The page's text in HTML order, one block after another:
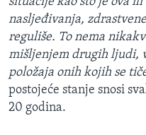
nasljeđivanja,
reguliše. To nema
mišljenjem drugih ljudi,
položaja onih kojih se
postojeće stanje snosi
20 godina.